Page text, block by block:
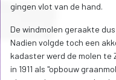
gingen vlot van de hand.
De windmolen geraakte
Nadien volgde toch een
kadaster werd de molen te
in 1911 als "opbouw